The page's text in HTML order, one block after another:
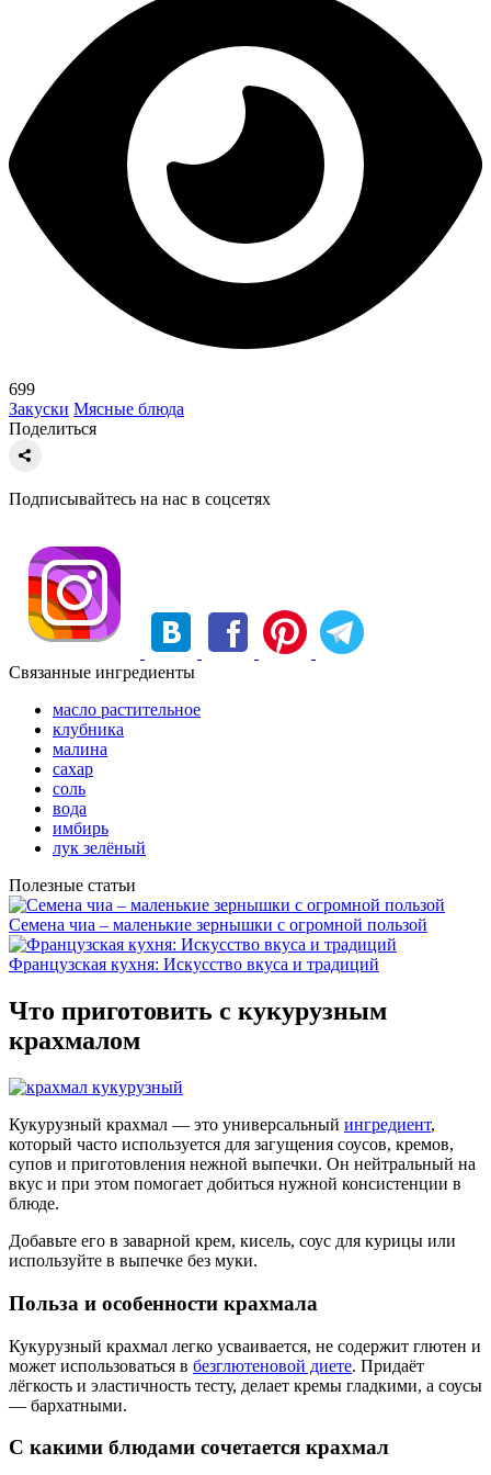
699
Закуски Мясные блюда
Поделиться
Подписывайтесь на нас в соцсетях
Связанные ингредиенты
масло растительное
клубника
малина
сахар
соль
вода
имбирь
лук зелёный
Полезные статьи
Семена чиа – маленькие зернышки с огромной пользой
Французская кухня: Искусство вкуса и традиций
Что приготовить с кукурузным
крахмалом
Кукурузный крахмал — это универсальный ингредиент,
который часто используется для загущения соусов, кремов,
супов и приготовления нежной выпечки. Он нейтральный на
вкус и при этом помогает добиться нужной консистенции в
блюде.
Добавьте его в заварной крем, кисель, соус для курицы или
используйте в выпечке без муки.
Польза и особенности крахмала
Кукурузный крахмал легко усваивается, не содержит глютен и
может использоваться в безглютеновой диете. Придаёт
лёгкость и эластичность тесту, делает кремы гладкими, а соусы
— бархатными.
С какими блюдами сочетается крахмал